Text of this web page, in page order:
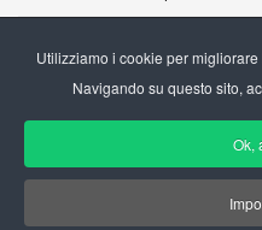
I CMS per il DropShipping
Utilizziamo i cookie per
Navigando su questo sito,
Ok,